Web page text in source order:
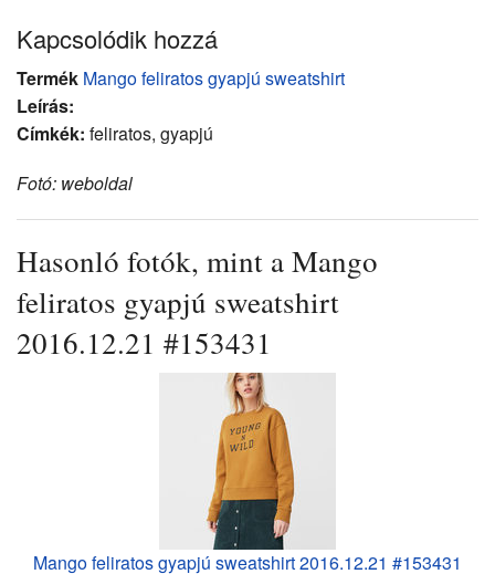
Kapcsolódik hozzá
Termék Mango feliratos gyapjú sweatshirt
Leírás:
Címkék: feliratos, gyapjú
Fotó: weboldal
Hasonló fotók, mint a Mango
feliratos gyapjú sweatshirt
2016.12.21 #153431
Mango feliratos gyapjú sweatshirt 2016.12.21 #153431